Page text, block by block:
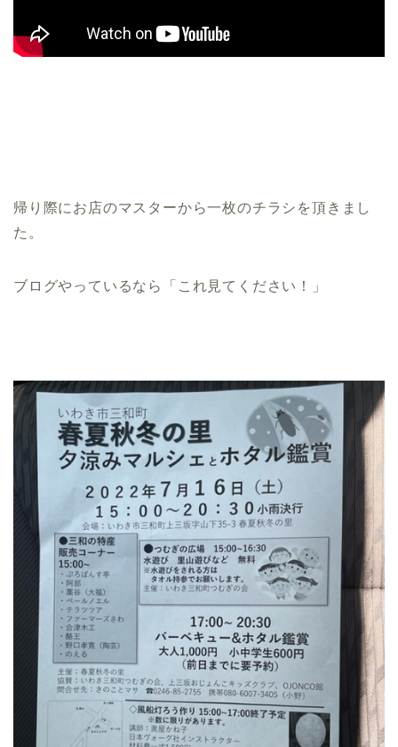
帰り際にお店のマスターから一枚のチラシを頂きまし
た。
ブログやっているなら「これ見てください！」